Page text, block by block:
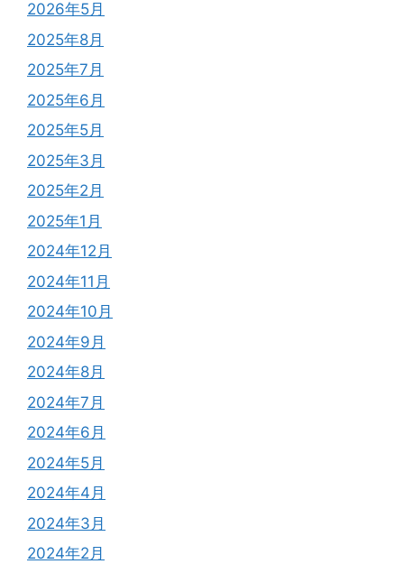
2026年5月
2025年8月
2025年7月
2025年6月
2025年5月
2025年3月
2025年2月
2025年1月
2024年12月
2024年11月
2024年10月
2024年9月
2024年8月
2024年7月
2024年6月
2024年5月
2024年4月
2024年3月
2024年2月